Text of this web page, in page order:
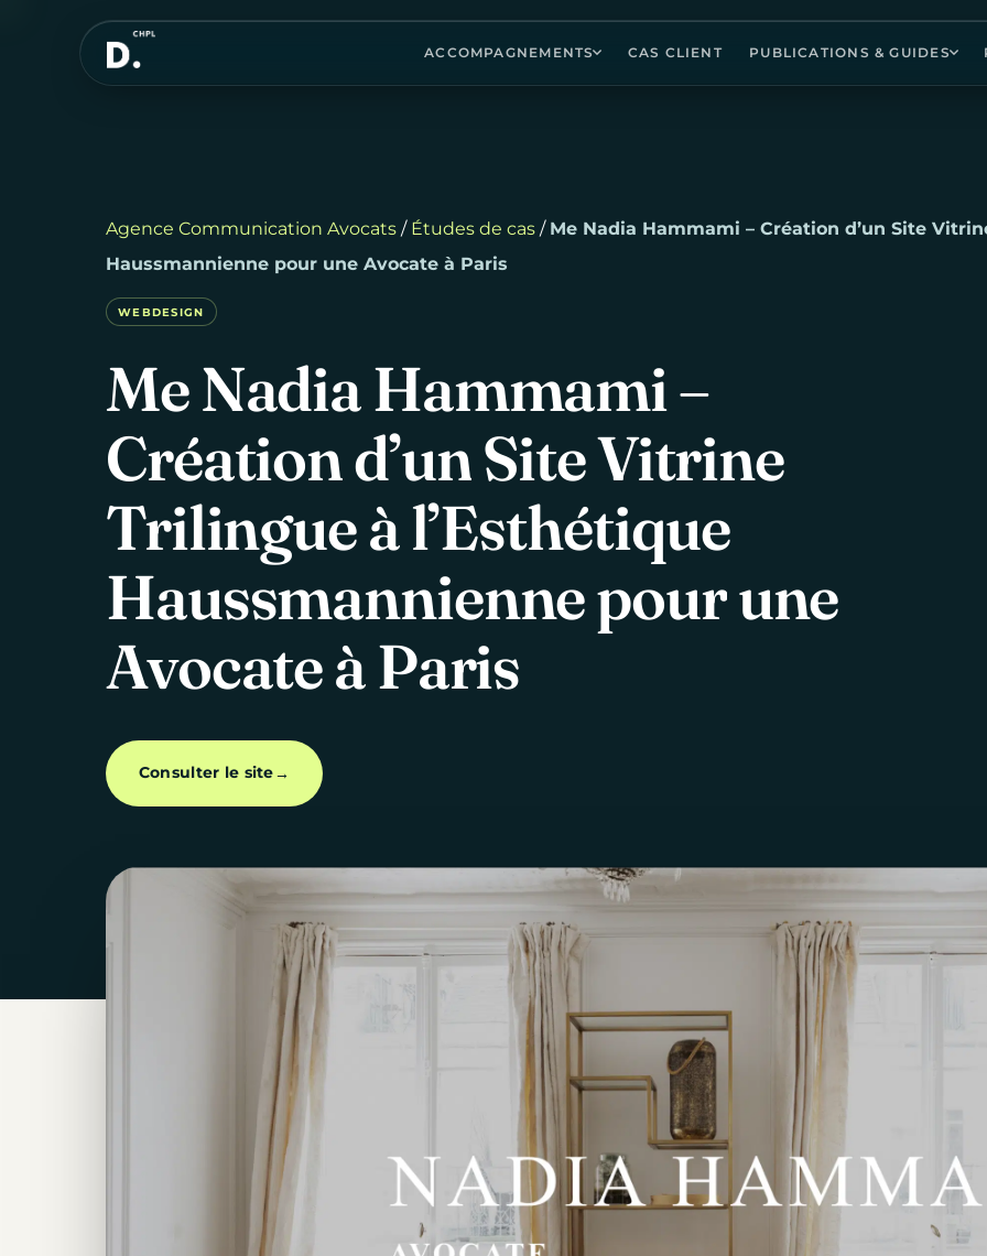
ACCOMPAGNEMENTS CAS CLIENT PUBLICATIONS & GUIDES
Agence Communication Avocats / Études de cas / Me Nadia Hammami – Création d’un Site
Haussmannienne pour une Avocate à Paris
WEBDESIGN
MeNadiaHammami–
Créationd’unSiteVitrine
Trilingueàl’Esthétique
Haussmanniennepourune
AvocateàParis
Consulter le site→